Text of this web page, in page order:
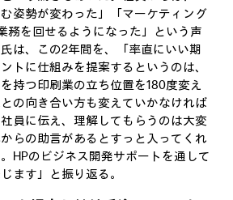
む姿勢が変わった」「マーケティング
務を回せるようになった」という声
は、この2年間を、「率直にいい期
トに仕組みを提案するというのは、
持つ印刷業の立ち位置を180度変え
の向き合い方も変えていかなければ
員に伝え、理解してもらうのは大変
らの助言があるとすっと入ってくれ
HPのビジネス開発サポートを通して
ます」と振り返る。